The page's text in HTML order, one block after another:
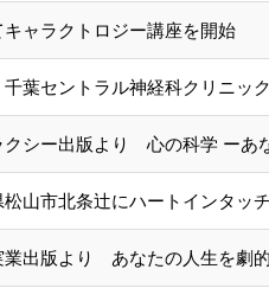
キャラクトロジー講座を開始
千葉セントラル神経科クリニッ
クシー出版より 心の科学 ーあ
松山市北条辻にハートインタッ
業出版より あなたの人生を劇